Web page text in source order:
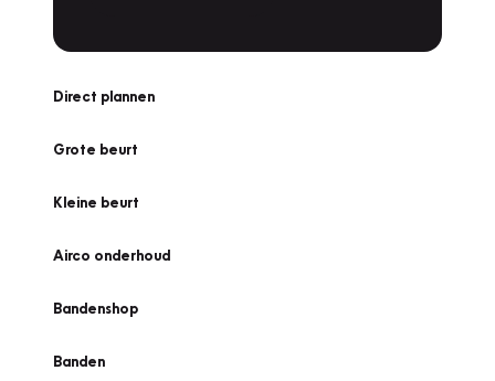
Direct plannen
Grote beurt
Kleine beurt
Airco onderhoud
Bandenshop
Banden